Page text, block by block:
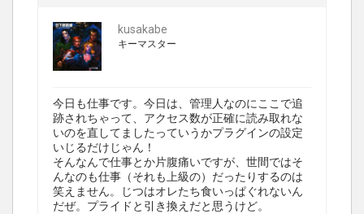
kusakabe
キーマスター
今日も仕事です。今日は、管理人なのにここで追
跡されちゃって、アクセス数が正確に読み取れな
いのを直してましたっていうかプラグインの設定
いじるだけじゃん！
そんなんで仕事とか片腹痛いですが、世間ではそ
んなのも仕事（それも上級の）だったりするのは
笑えません。じつはオレたち食いっぱぐれないん
だぜ。プライドと引き換えだと思うけど。